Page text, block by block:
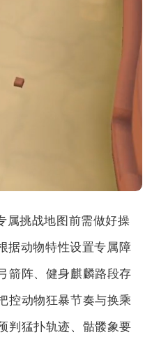
属挑战地图前需做好操
据动物特性设置专属障
箭阵、健身麒麟路段存
控动物狂暴节奏与换乘
判猛扑轨迹、骷髅象要